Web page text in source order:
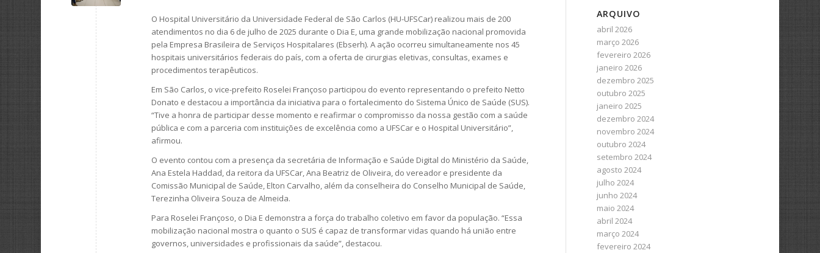
O Hospital Universitário da Universidade Federal de São Carlos (HU-UFSCar) realizou mais de 200
atendimentos no dia 6 de julho de 2025 durante o Dia E, uma grande mobilização nacional promovida
pela Empresa Brasileira de Serviços Hospitalares (Ebserh). A ação ocorreu simultaneamente nos 45
hospitais universitários federais do país, com a oferta de cirurgias eletivas, consultas, exames e
procedimentos terapêuticos.
Em São Carlos, o vice-prefeito Roselei Françoso participou do evento representando o prefeito Netto
Donato e destacou a importância da iniciativa para o fortalecimento do Sistema Único de Saúde (SUS).
“Tive a honra de participar desse momento e reafirmar o compromisso da nossa gestão com a saúde
pública e com a parceria com instituições de excelência como a UFSCar e o Hospital Universitário”,
afirmou.
O evento contou com a presença da secretária de Informação e Saúde Digital do Ministério da Saúde,
Ana Estela Haddad, da reitora da UFSCar, Ana Beatriz de Oliveira, do vereador e presidente da
Comissão Municipal de Saúde, Elton Carvalho, além da conselheira do Conselho Municipal de Saúde,
Terezinha Oliveira Souza de Almeida.
Para Roselei Françoso, o Dia E demonstra a força do trabalho coletivo em favor da população. “Essa
mobilização nacional mostra o quanto o SUS é capaz de transformar vidas quando há união entre
governos, universidades e profissionais da saúde”, destacou.
ARQUIVO
abril 2026
março 2026
fevereiro 2026
janeiro 2026
dezembro 2025
outubro 2025
janeiro 2025
dezembro 2024
novembro 2024
outubro 2024
setembro 2024
agosto 2024
julho 2024
junho 2024
maio 2024
abril 2024
março 2024
fevereiro 2024